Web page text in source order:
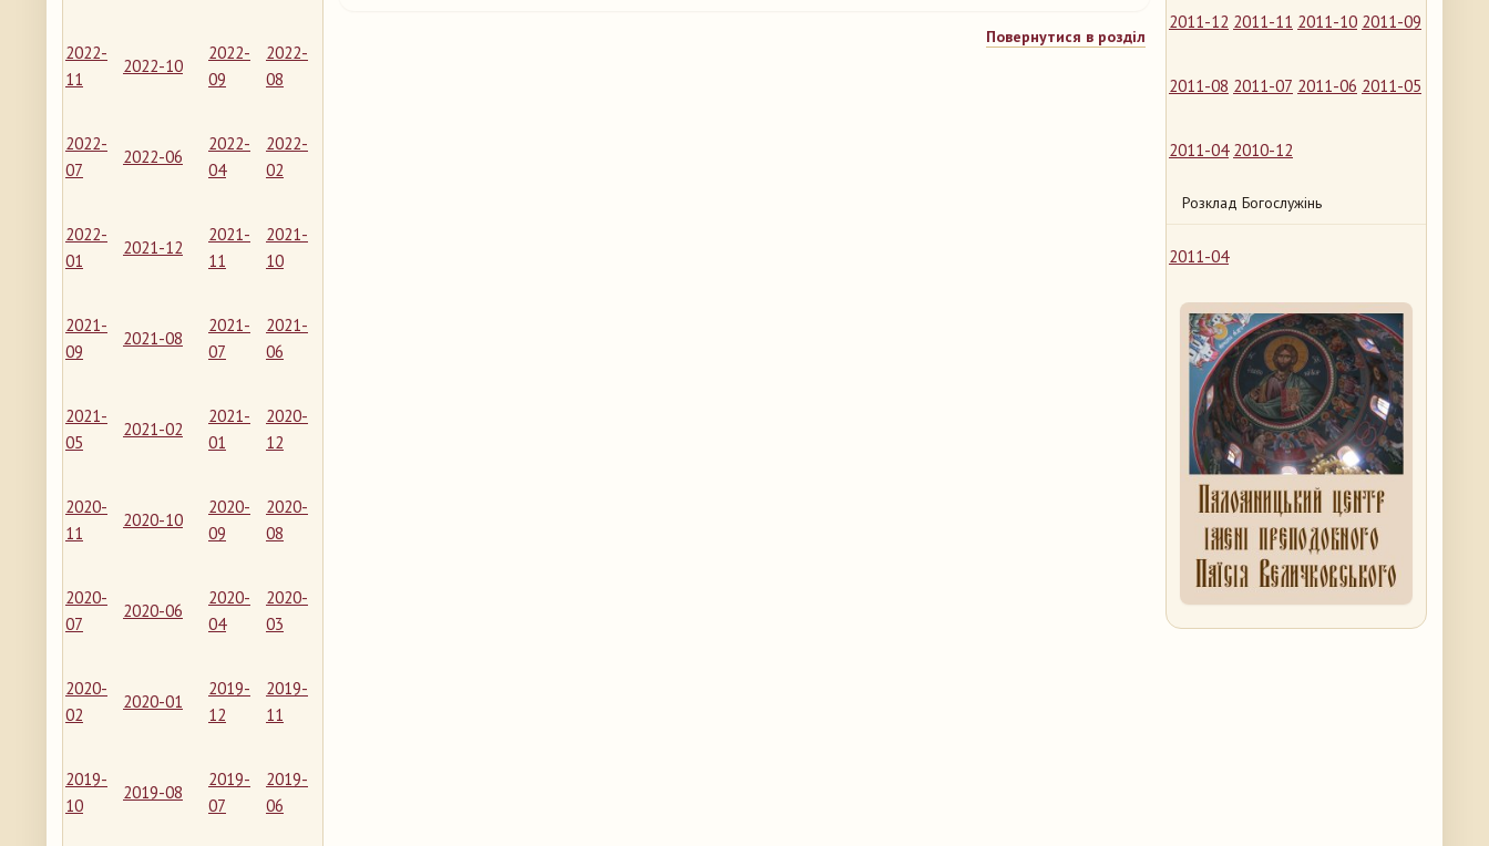
2022-
11
2022-10
2022-
09
2022-
08
2022-
07
2022-06
2022-
04
2022-
02
2022-
01
2021-12
2021-
11
2021-
10
2021-
09
2021-08
2021-
07
2021-
06
2021-
05
2021-02
2021-
01
2020-
12
2020-
11
2020-10
2020-
09
2020-
08
2020-
07
2020-06
2020-
04
2020-
03
2020-
02
2020-01
2019-
12
2019-
11
2019-
10
2019-08
2019-
07
2019-
06
2011-12 2011-11 2011-10 2011-09
2011-08 2011-07 2011-06 2011-05
2011-04 2010-12
Розклад Богослужінь
2011-04
Повернутися в розділ